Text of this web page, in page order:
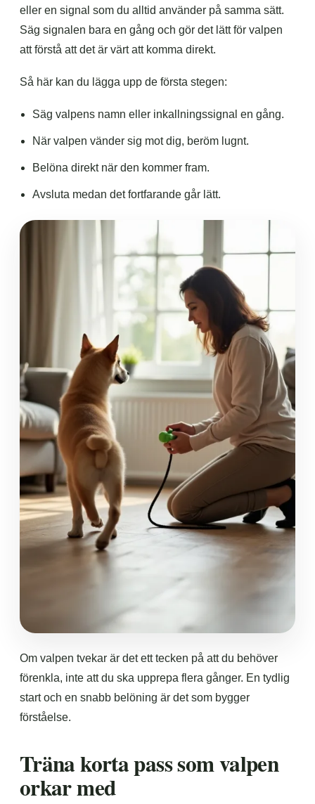
eller en signal som du alltid använder på samma sätt.
Säg signalen bara en gång och gör det lätt för valpen
att förstå att det är värt att komma direkt.
Så här kan du lägga upp de första stegen:
Säg valpens namn eller inkallningssignal en gång.
När valpen vänder sig mot dig, beröm lugnt.
Belöna direkt när den kommer fram.
Avsluta medan det fortfarande går lätt.
Om valpen tvekar är det ett tecken på att du behöver
förenkla, inte att du ska upprepa flera gånger. En tydlig
start och en snabb belöning är det som bygger
förståelse.
Träna korta pass som valpen
orkar med